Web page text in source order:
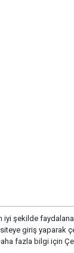
iyi şekilde
giriş yaparak
fazla bilgi için